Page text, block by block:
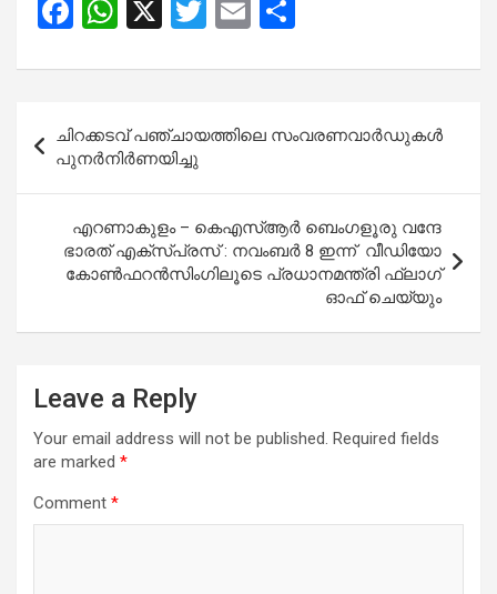
F
ce
o
o
k
W
at
s
A
p
p
X
T
tt
er
E
ail ar
navigation
ചിറക്കടവ് പഞ്ചായത്തിലെ സംവരണവാര്‍ഡുകള്‍
പുനര്‍നിര്‍ണയിച്ചു
എറണാകുളം – കെഎസ്ആർ ബെംഗളൂരു വന്ദേ
ഭാരത് എക്സ്പ്രസ് : നവംബർ 8 ഇന്ന് വീഡിയോ
കോൺഫറൻസിംഗിലൂടെ പ്രധാനമന്ത്രി ഫ്ലാഗ്
ഓഫ് ചെയ്യും
Leave a Reply
Your email address will not be published. Required fields
are marked *
Comment *